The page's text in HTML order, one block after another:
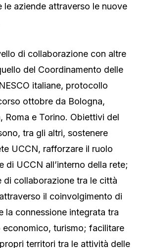
le aziende attraverso le nuove
di collaborazione con altre
del Coordinamento delle
italiane, protocollo
ottobre da Bologna,
Roma e Torino. Obiettivi del
tra gli altri, sostenere
UCCN, rafforzare il ruolo
di UCCN all’interno della rete;
di collaborazione tra le città
il coinvolgimento di
la connessione integrata tra
economico, turismo; facilitare
territori tra le attività delle